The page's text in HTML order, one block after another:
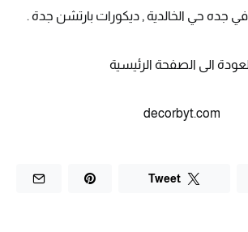
جده حي الخالدية , ديكورات بارتشن جدة .
الى الصفحة الرئيسية
decorbyt.com
Tweet